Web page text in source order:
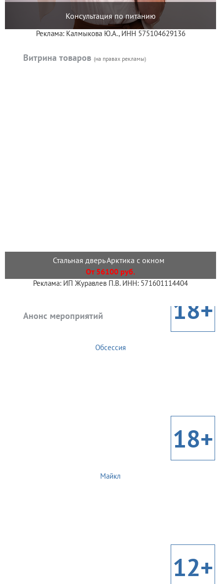
Консультация по питанию
Реклама: Калмыкова Ю.А., ИНН 575104629136
Витрина товаров (на правах рекламы)
Стальная дверь Арктика с окном
От 56100 руб.
Реклама: ИП Журавлев П.В. ИНН: 571601114404
Анонс мероприятий 18+
Обсессия
18+
Майкл
12+